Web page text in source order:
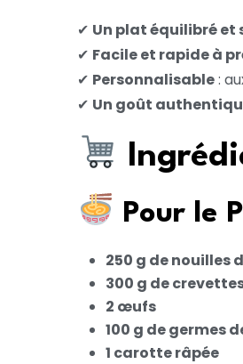
✔ Un plat équilibré et
✔ Facile et rapide à
✔ Personnalisable:
✔ Un goût
Pour le
250 g de nouilles
300 g de
2 œufs
100 g de germes
1 carotte râpée